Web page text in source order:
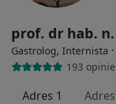
prof. dr hab.
Gastrolog, Internista ·
193 opinie
Adres 1